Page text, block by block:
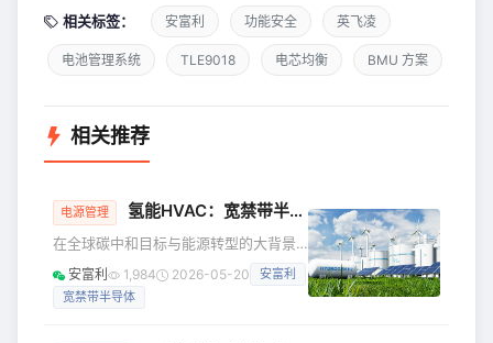
相关标签： 安富利 功能安全 英飞凌
电池管理系统 TLE9018 电芯均衡 BMU 方案
相关推荐
电源管理 氢能HVAC：宽禁带半导体赋能下的能源新范式
在全球碳中和目标与能源转型的大背景
下，建筑与工业领域的能源自主化已成
为重要发展趋势。其中，供暖、通风与
安富利 1,984 2026-05-20
安富利
宽禁带半导体